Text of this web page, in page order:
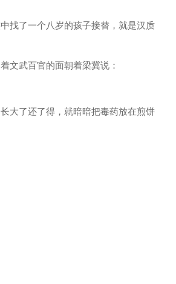
找了一个八岁的孩子接替，就是汉质
文武百官的面朝着梁冀说：
大了还了得，就暗暗把毒药放在煎饼